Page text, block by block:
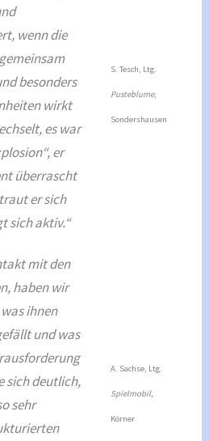
wenn die
besonders
wirkt
es war
er
überrascht
er sich
sich aktiv.“
S. Tesch, Ltg.
Pusteblume,
Sondershausen
mit den
haben wir
ihnen
und was
sich deutlich,
sehr
A. Sachse, Ltg.
Spielmobil,
Körner